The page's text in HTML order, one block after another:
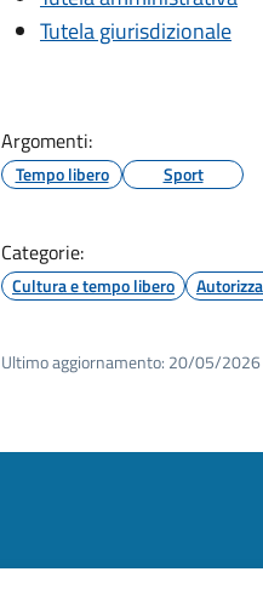
Tutela giurisdizionale
Argomenti:
Tempo libero Sport
Categorie:
Cultura e tempo libero
Ultimo aggiornamento: 20/05/2026